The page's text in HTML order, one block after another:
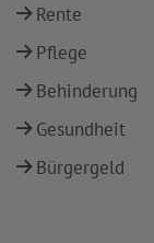
Rente
Pflege
Behinderung
Gesundheit
Bürgergeld